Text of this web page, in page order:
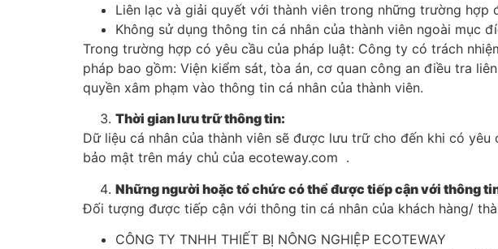
Liên lạc và giải quyết với thành viên trong những trường hợp
Không sử dụng thông tin cá nhân của thành viên ngoài mục
Trong trường hợp có yêu cầu của pháp luật: Công ty có trách
pháp bao gồm: Viện kiểm sát, tòa án, cơ quan công an điều tra
quyền xâm phạm vào thông tin cá nhân của thành viên.
Thời gian lưu trữ thông tin:
Dữ liệu cá nhân của thành viên sẽ được lưu trữ cho đến khi có
bảo mật trên máy chủ của ecoteway.com .
Những người hoặc tổ chức có thể được tiếp cận với thông
Đối tượng được tiếp cận với thông tin cá nhân của khách hàng/
CÔNG TY TNHH THIẾT BỊ NÔNG NGHIỆP ECOTEWAY